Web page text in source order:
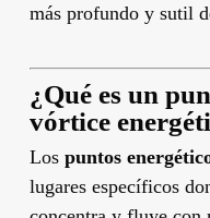
más profundo y sutil
¿Qué es un
vórtice
Los puntos
lugares específicos